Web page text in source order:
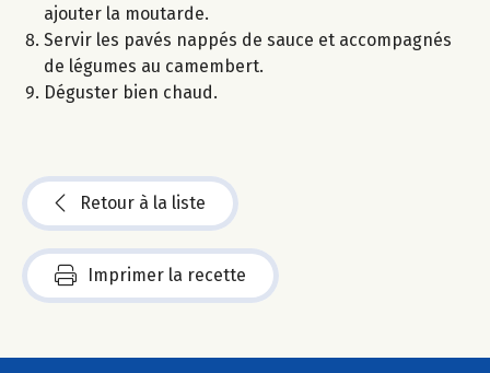
ajouter la moutarde.
Servir les pavés nappés de sauce et accompagnés
de légumes au camembert.
Déguster bien chaud.
Retour à la liste
Imprimer la recette